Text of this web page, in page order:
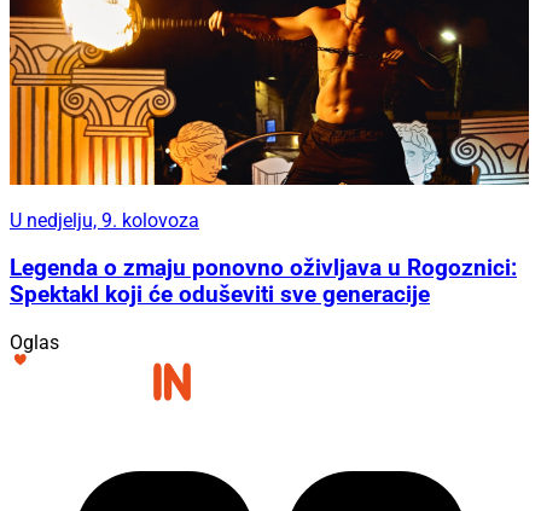
U nedjelju, 9. kolovoza
Legenda o zmaju ponovno oživljava u Rogoznici:
Spektakl koji će oduševiti sve generacije
Oglas